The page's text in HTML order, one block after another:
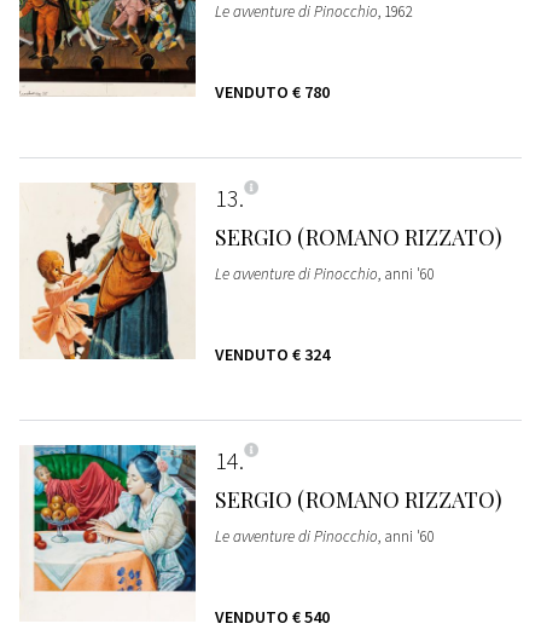
Le avventure di Pinocchio, 1962
VENDUTO € 780
13
SERGIO (ROMANO RIZZATO)
Le avventure di Pinocchio, anni '60
VENDUTO € 324
14
SERGIO (ROMANO RIZZATO)
Le avventure di Pinocchio, anni '60
VENDUTO € 540